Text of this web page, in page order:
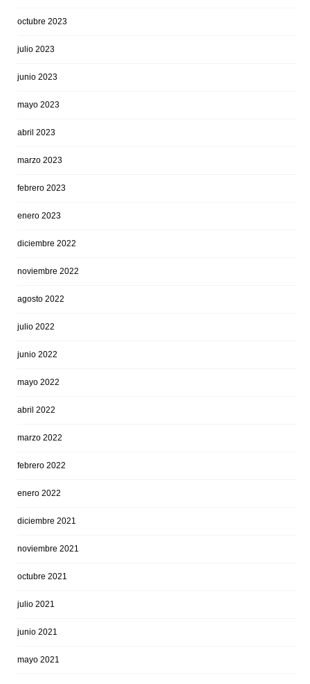
octubre 2023
julio 2023
junio 2023
mayo 2023
abril 2023
marzo 2023
febrero 2023
enero 2023
diciembre 2022
noviembre 2022
agosto 2022
julio 2022
junio 2022
mayo 2022
abril 2022
marzo 2022
febrero 2022
enero 2022
diciembre 2021
noviembre 2021
octubre 2021
julio 2021
junio 2021
mayo 2021